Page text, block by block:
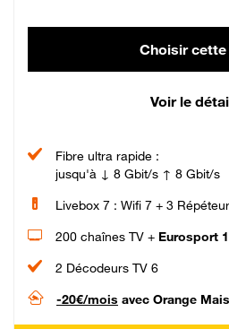
Choisir
Voir le
Fibre ultra rapide :
jusqu'à ↓ 8 Gbit/s ↑ 8 Gbit/s
Livebox 7 : Wifi 7 + 3
200 chaînes TV + Eurosport 1
2 Décodeurs TV 6
-20€/mois avec Orange